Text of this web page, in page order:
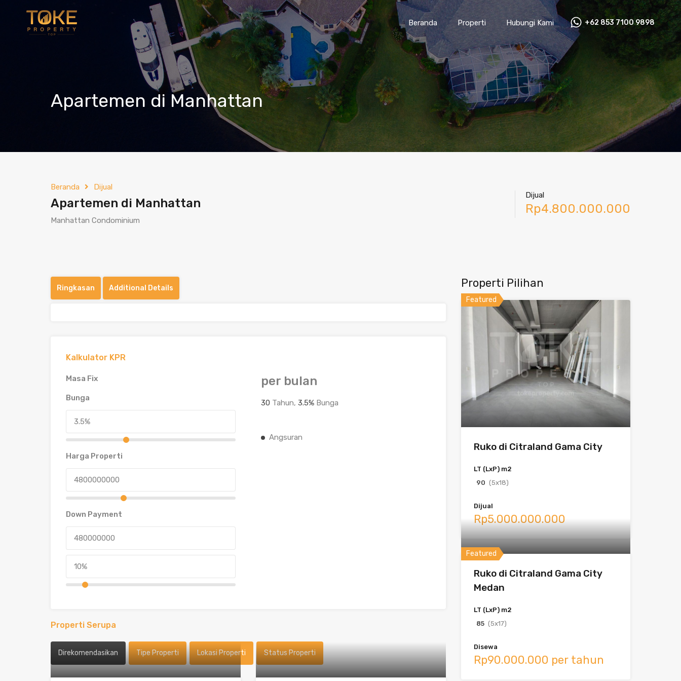
Beranda Properti Hubungi Kami +62 853 7100 9898‬
Apartemen di Manhattan
Beranda Dijual
Apartemen di Manhattan
Manhattan Condominium
Dijual
Rp4.800.000.000
Ringkasan Additional Details
Kalkulator KPR
Masa Fix
Bunga
Harga Properti
Down Payment
per bulan
30 Tahun, 3.5%Bunga
Angsuran
Properti Serupa
Direkomendasikan Tipe Properti Lokasi Properti Status Properti
Properti Pilihan
Featured
Ruko di Citraland Gama City
LT (LxP) m2
90 (5x18)
Dijual
Rp5.000.000.000
Featured
Ruko di Citraland Gama City
Medan
LT (LxP) m2
85 (5x17)
Disewa
Rp90.000.000 per tahun